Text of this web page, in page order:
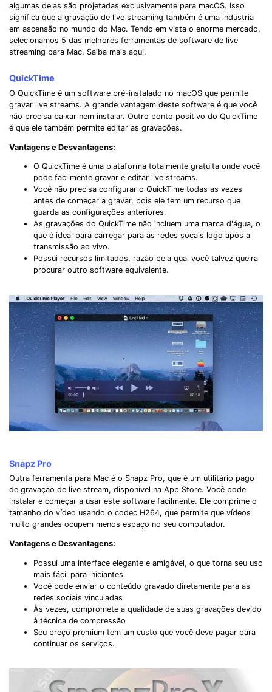
algumas delas são projetadas exclusivamente para macOS. Isso
significa que a gravação de live streaming também é uma indústria
em ascensão no mundo do Mac. Tendo em vista o enorme mercado,
selecionamos 5 das melhores ferramentas de software de live
streaming para Mac. Saiba mais aqui.
QuickTime
O QuickTime é um software pré-instalado no macOS que permite
gravar live streams. A grande vantagem deste software é que você
não precisa baixar nem instalar. Outro ponto positivo do QuickTime
é que ele também permite editar as gravações.
Vantagens e Desvantagens:
O QuickTime é uma plataforma totalmente gratuita onde você
pode facilmente gravar e editar live streams.
Você não precisa configurar o QuickTime todas as vezes
antes de começar a gravar, pois ele tem um recurso que
guarda as configurações anteriores.
As gravações do QuickTime não incluem uma marca d'água, o
que é ideal para carregar para as redes socais logo após a
transmissão ao vivo.
Possui recursos limitados, razão pela qual você talvez queira
procurar outro software equivalente.
Snapz Pro
Outra ferramenta para Mac é o Snapz Pro, que é um utilitário pago
de gravação de live stream, disponível na App Store. Você pode
instalar e começar a usar este software facilmente. Ele comprime o
tamanho do vídeo usando o codec H264, que permite que vídeos
muito grandes ocupem menos espaço no seu computador.
Vantagens e Desvantagens:
Possui uma interface elegante e amigável, o que torna seu uso
mais fácil para iniciantes.
Você pode enviar o conteúdo gravado diretamente para as
redes sociais vinculadas
Às vezes, compromete a qualidade de suas gravações devido
à técnica de compressão
Seu preço premium tem um custo que você deve pagar para
continuar os serviços.